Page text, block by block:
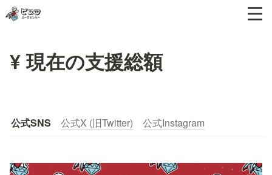
¥ 現在の支援総額
公式SNS 公式X (旧Twitter) 公式Instagram